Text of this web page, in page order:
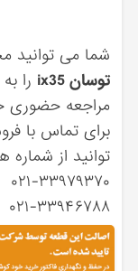
شما می
توسان ix35
را
مراجعه حضوری
برای تماس با
توانید از شماره
۰۲۱-۳۳۹۷۹۳۷۰
۰۲۱-۳۳۹۴۶۷۸۸